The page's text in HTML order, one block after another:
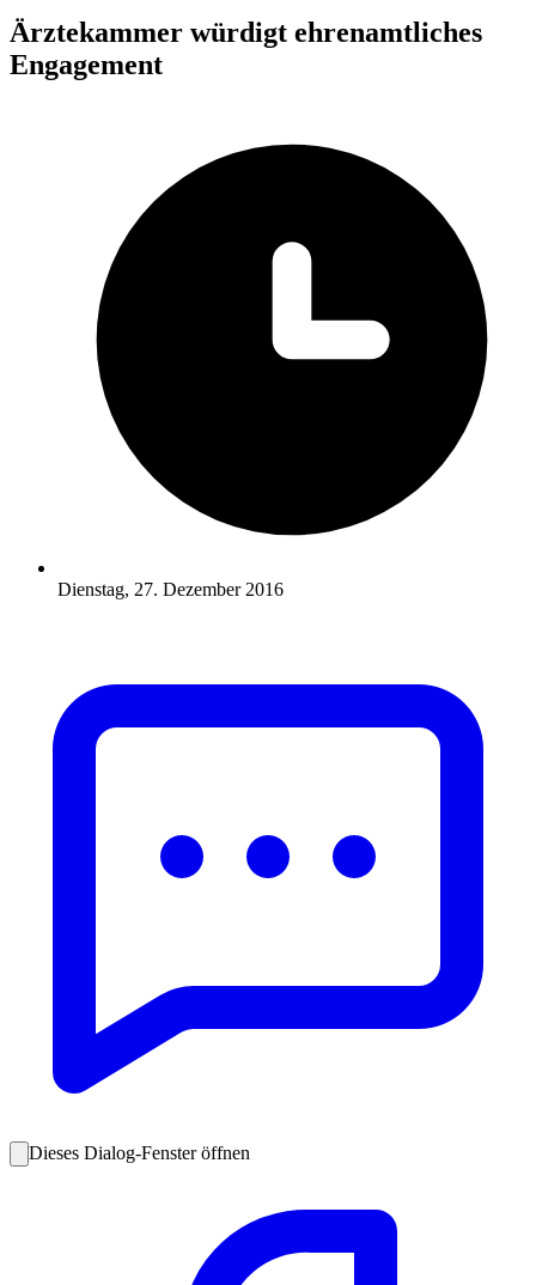
Ärztekammer würdigt ehrenamtliches
Engagement
Dienstag, 27. Dezember 2016
Dieses Dialog-Fenster öffnen